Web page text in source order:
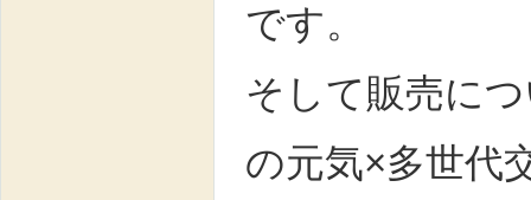
です。
そして販売に
の元気×多世代